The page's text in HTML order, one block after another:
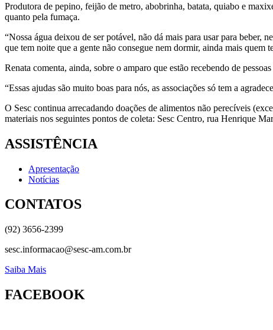
Produtora de pepino, feijão de metro, abobrinha, batata, quiabo e
quanto pela fumaça.
“Nossa água deixou de ser potável, não dá mais para usar para
que tem noite que a gente não consegue nem dormir, ainda mais
Renata comenta, ainda, sobre o amparo que estão recebendo de
“Essas ajudas são muito boas para nós, as associações só tem a
O Sesc continua arrecadando doações de alimentos não perecíveis
materiais nos seguintes pontos de coleta: Sesc Centro, rua Henrique
ASSISTÊNCIA
Apresentação
Notícias
CONTATOS
(92) 3656-2399
sesc.informacao@sesc-am.com.br
Saiba Mais
FACEBOOK